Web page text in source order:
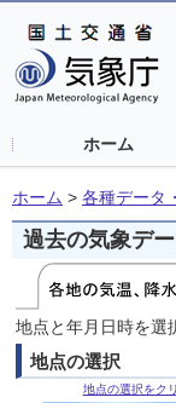
ホーム
ホーム > 各種データ
過去の気象デ
地点と年月日時を選
地点の選択
地点の選択をク